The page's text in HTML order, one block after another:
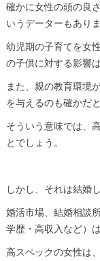
確かに女性の頭の良
いうデーターもありま
幼児期の子育てを女
の子供に対する影響
また、親の教育環境
を与えるのも確かだ
そういう意味では、
とでしょう。
しかし、それは結婚
婚活市場、結婚相談
学歴・高収入など）
高スペックの女性は